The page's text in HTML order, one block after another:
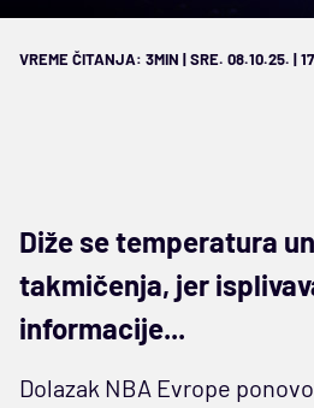
VREME ČITANJA: 3MIN | SRE. 08.10.25. |
Diže se temperatura
takmičenja, jer
informacije...
Dolazak NBA Evrope